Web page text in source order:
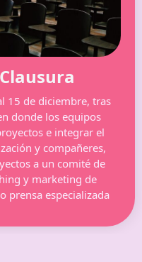
15 de diciembre, tras
donde los equipos
e integrar el
y compañeres,
a un comité de
y marketing de
prensa especializada